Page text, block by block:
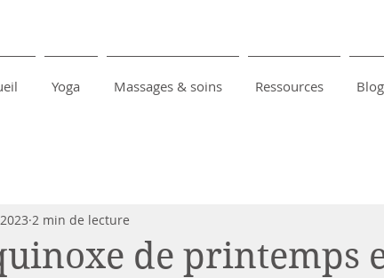
Yoga Massages & soins Ressources Blog
de printemps
2 min de lecture